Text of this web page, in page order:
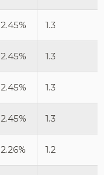
2.45% 1.3
2.45% 1.3
2.45% 1.3
2.45% 1.3
2.26% 1.2